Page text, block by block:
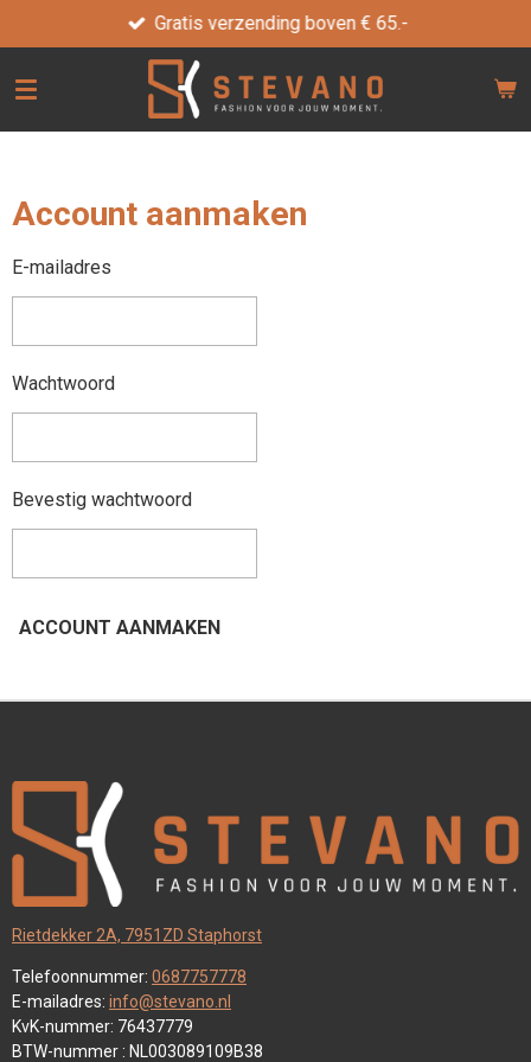
direct
naar
hoofdinhoud
Gratis verzending boven € 65.-
Account aanmaken
E-mailadres
Wachtwoord
Bevestig wachtwoord
ACCOUNT AANMAKEN
Rietdekker 2A, 7951ZD Staphorst
Telefoonnummer: 0687757778
E-mailadres: info@stevano.nl
KvK-nummer: 76437779
BTW-nummer : NL003089109B38